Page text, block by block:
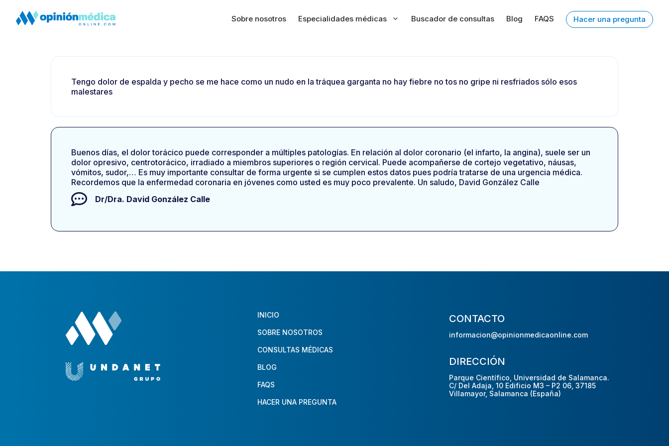
Sobre nosotros Especialidades médicas Buscador de consultas Blog FAQS Hacer una pregunta
Tengo dolor de espalda y pecho se me hace como un nudo en la tráquea garganta no hay fiebre no tos no gripe ni resfriados sólo esos
malestares
Buenos días, el dolor torácico puede corresponder a múltiples patologías. En relación al dolor coronario (el infarto, la angina), suele ser un
dolor opresivo, centrotorácico, irradiado a miembros superiores o región cervical. Puede acompañerse de cortejo vegetativo, náusas,
vómitos, sudor,… Es muy importante consultar de forma urgente si se cumplen estos datos pues podría tratarse de una urgencia médica.
Recordemos que la enfermedad coronaria en jóvenes como usted es muy poco prevalente. Un saludo, David González Calle
Dr/Dra. David González Calle
INICIO
SOBRE NOSOTROS
CONSULTAS MÉDICAS
BLOG
FAQS
HACER UNA PREGUNTA
CONTACTO
informacion@opinionmedicaonline.com
DIRECCIÓN
Parque Científico, Universidad de Salamanca.
C/ Del Adaja, 10 Edificio M3 – P2 06, 37185
Villamayor, Salamanca (España)